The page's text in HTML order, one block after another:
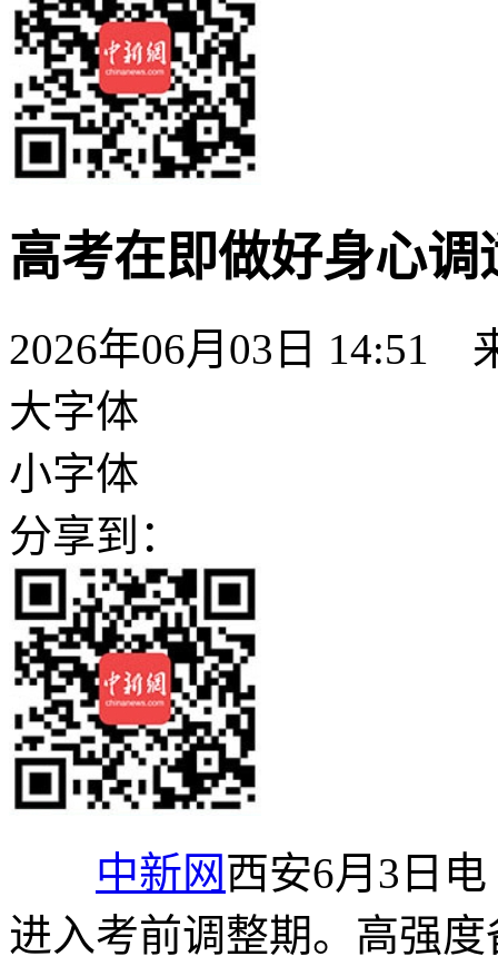
高考在即做好身心
2026年06月03日 14:51
大字体
小字体
分享到：
中新网西安6月3日
进入考前调整期。高强